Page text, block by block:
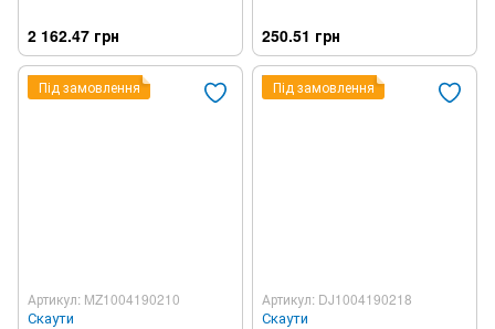
2 162.47 грн 250.51 грн
Під замовлення
Артикул: MZ1004190210
Скаути
Під замовлення
Артикул: DJ1004190218
Скаути